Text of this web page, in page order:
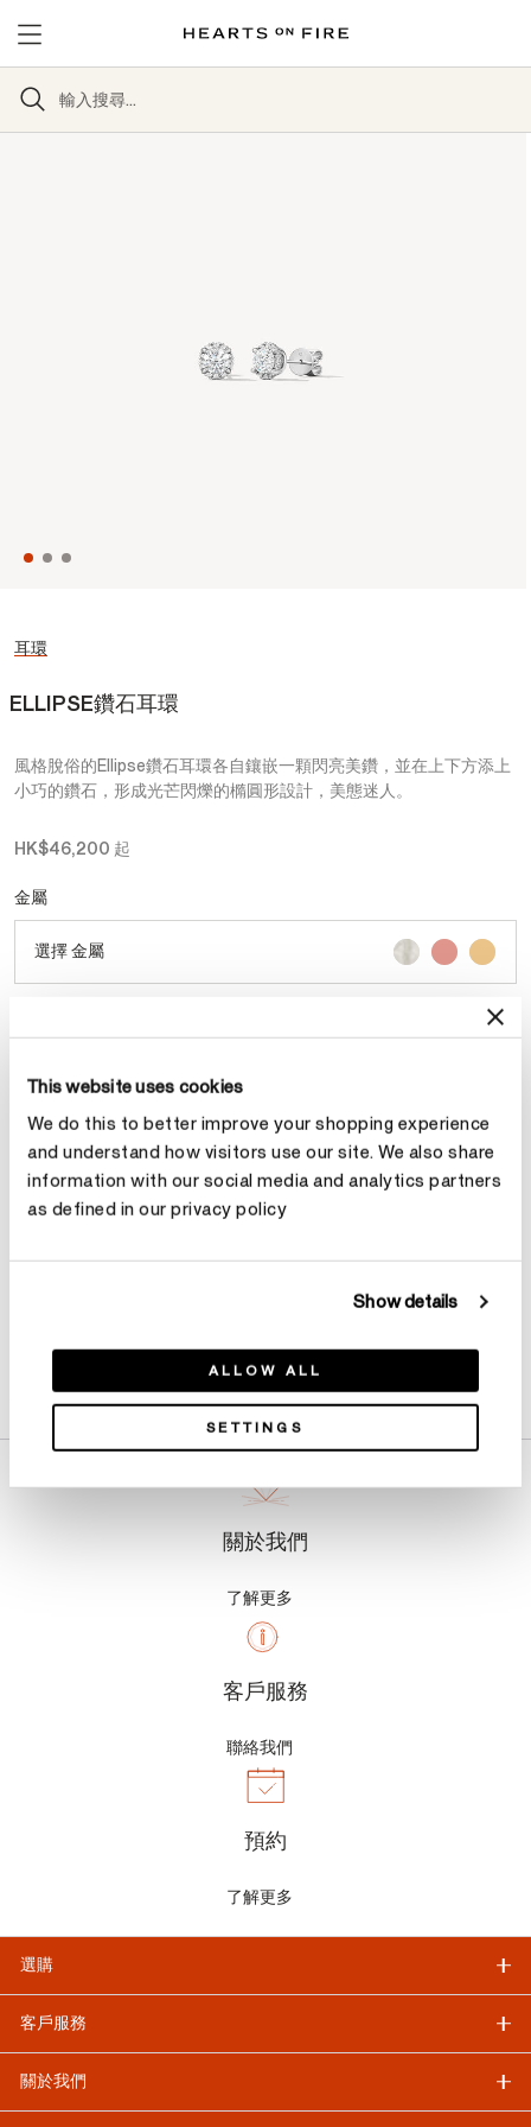
This website uses cookies
We do this to better improve your shopping experience
and understand how visitors use our site. We also share
information with our social media and analytics partners
as defined in our privacy policy
Show details
ALLOW ALL
SETTINGS
耳環
ELLIPSE鑽石耳環
風格脫俗的Ellipse鑽石耳環各自鑲嵌一顆閃亮美鑽，並在上下方添上
小巧的鑽石，形成光芒閃爍的橢圓形設計，美態迷人。
HK$46,200 起
金屬
選擇 金屬
選擇 克拉總重
預約
關於我們
了解更多
客戶服務
聯絡我們
預約
了解更多
選購
客戶服務
關於我們